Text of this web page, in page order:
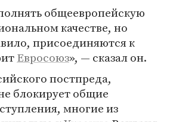
общеевропейскую
качестве, но
присоединяются к
Евросоюз», — сказал он.
постпреда,
блокирует общие
многие из